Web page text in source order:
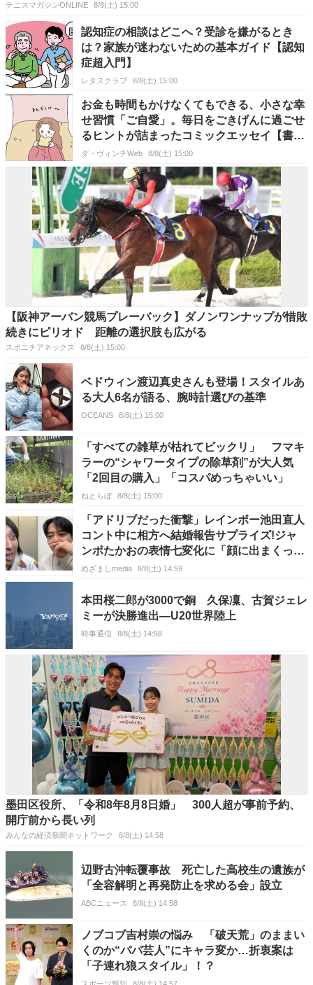
テニスマガジンONLINE 8/8(土) 15:00
認知症の相談はどこへ？受診を嫌がるとき
は？家族が迷わないための基本ガイド【認知
症超入門】
レタスクラブ 8/8(土) 15:00
お金も時間もかけなくてもできる、小さな幸
せ習慣「ご自愛」。毎日をごきげんに過ごせ
るヒントが詰まったコミックエッセイ【書
評】
ダ・ヴィンチWeb 8/8(土) 15:00
【阪神アーバン競馬プレーバック】ダノンワンナップが惜敗
続きにピリオド 距離の選択肢も広がる
スポニチアネックス 8/8(土) 15:00
ベドウィン渡辺真史さんも登場！スタイルあ
る大人6名が語る、腕時計選びの基準
OCEANS 8/8(土) 15:00
「すべての雑草が枯れてビックリ」 フマキ
ラーの“シャワータイプの除草剤”が大人気
「2回目の購入」「コスパめっちゃいい」
ねとらぼ 8/8(土) 15:00
「アドリブだった衝撃」レインボー池田直人
コント中に相方へ結婚報告サプライズ!ジャ
ンボたかおの表情七変化に「顔に出まくって
て笑った」
めざましmedia 8/8(土) 14:59
本田桜二郎が3000で銅 久保凜、古賀ジェレ
ミーが決勝進出―U20世界陸上
時事通信 8/8(土) 14:58
墨田区役所、「令和8年8月8日婚」 300人超が事前予約、
開庁前から長い列
みんなの経済新聞ネットワーク 8/8(土) 14:58
辺野古沖転覆事故 死亡した高校生の遺族が
「全容解明と再発防止を求める会」設立
ABCニュース 8/8(土) 14:58
ノブコブ吉村崇の悩み 「破天荒」のままい
くのか“パパ芸人”にキャラ変か…折衷案は
「子連れ狼スタイル」！？